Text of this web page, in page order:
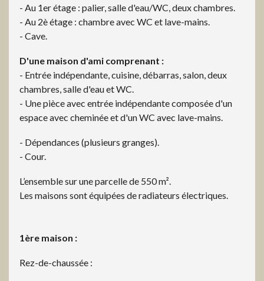
- Au 1er étage : palier, salle d'eau/WC, deux chambres.
- Au 2è étage : chambre avec WC et lave-mains.
- Cave.
D'une maison d'ami comprenant :
- Entrée indépendante, cuisine, débarras, salon, deux
chambres, salle d'eau et WC.
- Une pièce avec entrée indépendante composée d'un
espace avec cheminée et d'un WC avec lave-mains.
- Dépendances (plusieurs granges).
- Cour.
L’ensemble sur une parcelle de 550 m².
Les maisons sont équipées de radiateurs électriques.
1ère maison :
Rez-de-chaussée :